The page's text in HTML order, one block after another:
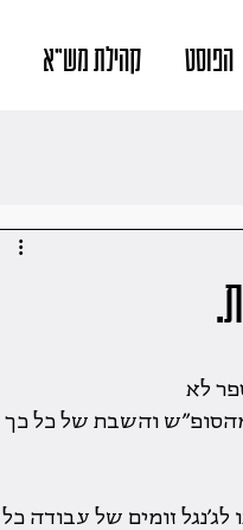
הפוסט קהילת מש"א
מהסופ״ש והשבת של כל כך
זומים של עבודה כל